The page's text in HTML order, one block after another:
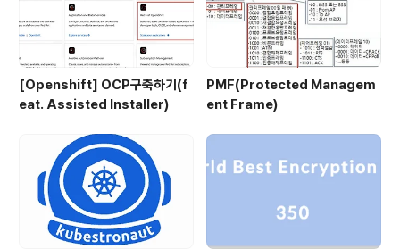
[Openshift] OCP구축하기(f
eat. Assisted Installer)
PMF(Protected Managem
ent Frame)